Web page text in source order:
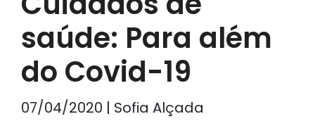
saúde: Para além
do Covid-19
07/04/2020 | Sofia Alçada